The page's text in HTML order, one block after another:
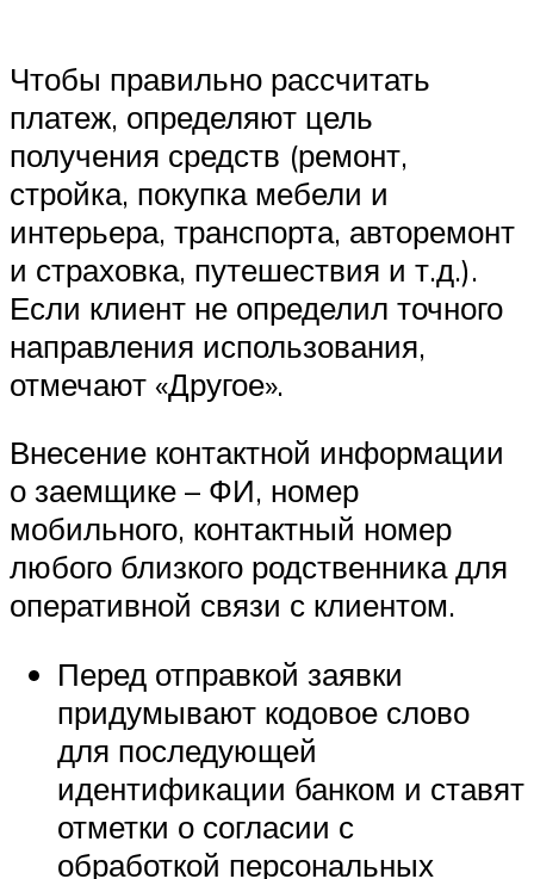
Чтобы правильно рассчитать
платеж, определяют цель
получения средств (ремонт,
стройка, покупка мебели и
интерьера, транспорта, авторемонт
и страховка, путешествия и т.д.).
Если клиент не определил точного
направления использования,
отмечают «Другое».
Внесение контактной информации
о заемщике – ФИ, номер
мобильного, контактный номер
любого близкого родственника для
оперативной связи с клиентом.
Перед отправкой заявки
придумывают кодовое слово
для последующей
идентификации банком и ставят
отметки о согласии с
обработкой персональных